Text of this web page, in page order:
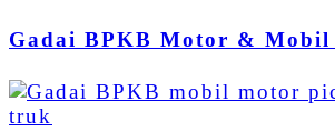
Gadai BPKB Motor & Mobil